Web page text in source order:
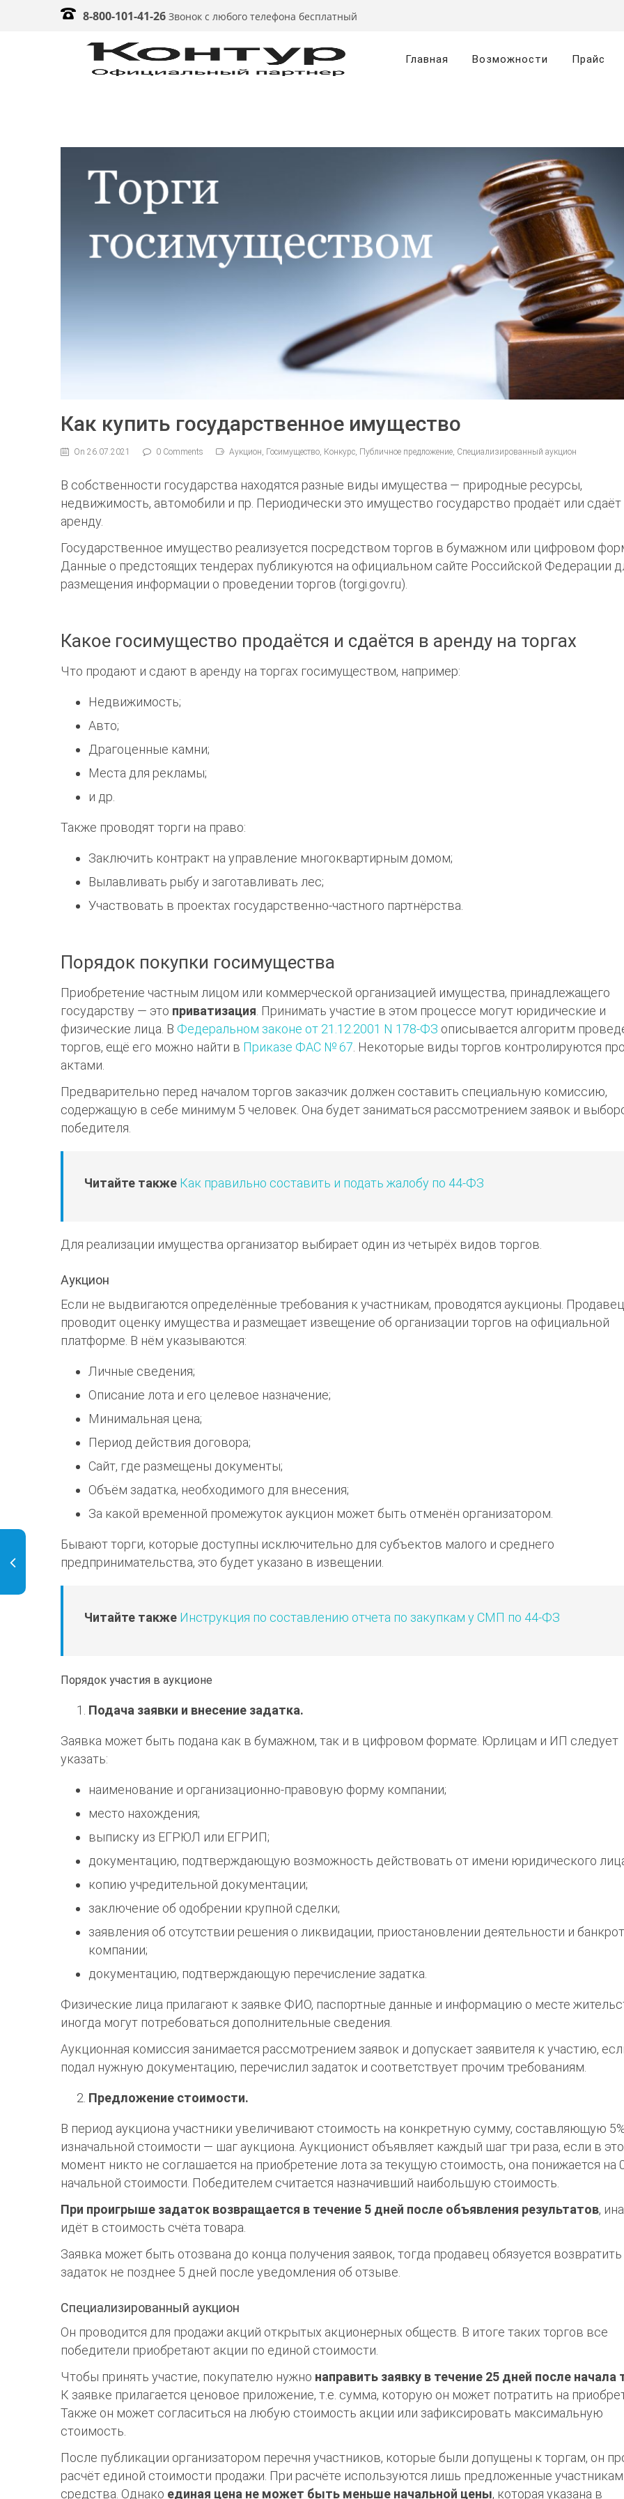
8-800-101-41-26 Звонок с любого телефона бесплатный
Главная Возможности Прайс
Как купить государственное имущество
On 26.07.2021 0 Comments Аукцион, Госимущество, Конкурс, Публичное предложение, Специализированный аукцион
В собственности государства находятся разные виды имущества — природные ресурсы,
недвижимость, автомобили и пр. Периодически это имущество государство продаёт или
аренду.
Государственное имущество реализуется посредством торгов в бумажном или цифровом
Данные о предстоящих тендерах публикуются на официальном сайте Российской Федерации
размещения информации о проведении торгов (torgi.gov.ru).
Какое госимущество продаётся и сдаётся в аренду на торгах
Что продают и сдают в аренду на торгах госимуществом, например:
Недвижимость;
Авто;
Драгоценные камни;
Места для рекламы;
и др.
Также проводят торги на право:
Заключить контракт на управление многоквартирным домом;
Вылавливать рыбу и заготавливать лес;
Участвовать в проектах государственно-частного партнёрства.
Порядок покупки госимущества
Приобретение частным лицом или коммерческой организацией имущества, принадлежащего
государству — это приватизация . Принимать участие в этом процессе могут юридические и
физические лица. В Федеральном законе от 21.12.2001 N 178-ФЗ описывается алгоритм
торгов, ещё его можно найти в Приказе ФАС № 67 . Некоторые виды торгов контролируются
актами.
Предварительно перед началом торгов заказчик должен составить специальную комиссию,
содержащую в себе минимум 5 человек. Она будет заниматься рассмотрением заявок и
победителя.
Читайте также Как правильно составить и подать жалобу по 44-ФЗ
Для реализации имущества организатор выбирает один из четырёх видов торгов.
Аукцион
Если не выдвигаются определённые требования к участникам, проводятся аукционы.
проводит оценку имущества и размещает извещение об организации торгов на официальной
платформе. В нём указываются:
Личные сведения;
Описание лота и его целевое назначение;
Минимальная цена;
Период действия договора;
Сайт, где размещены документы;
Объём задатка, необходимого для внесения;
За какой временной промежуток аукцион может быть отменён организатором.
Бывают торги, которые доступны исключительно для субъектов малого и среднего
предпринимательства, это будет указано в извещении.
Читайте также Инструкция по составлению отчета по закупкам у СМП по 44-ФЗ
Порядок участия в аукционе
Подача заявки и внесение задатка.
Заявка может быть подана как в бумажном, так и в цифровом формате. Юрлицам и ИП следует
указать:
наименование и организационно-правовую форму компании;
место нахождения;
выписку из ЕГРЮЛ или ЕГРИП;
документацию, подтверждающую возможность действовать от имени юридического
копию учредительной документации;
заключение об одобрении крупной сделки;
заявления об отсутствии решения о ликвидации, приостановлении деятельности и
компании;
документацию, подтверждающую перечисление задатка.
Физические лица прилагают к заявке ФИО, паспортные данные и информацию о месте
иногда могут потребоваться дополнительные сведения.
Аукционная комиссия занимается рассмотрением заявок и допускает заявителя к участию,
подал нужную документацию, перечислил задаток и соответствует прочим требованиям.
Предложение стоимости.
В период аукциона участники увеличивают стоимость на конкретную сумму, составляющую
изначальной стоимости — шаг аукциона. Аукционист объявляет каждый шаг три раза, если в
момент никто не соглашается на приобретение лота за текущую стоимость, она понижается на
начальной стоимости. Победителем считается назначивший наибольшую стоимость.
При проигрыше задаток возвращается в течение 5 дней после объявления результатов,
идёт в стоимость счёта товара.
Заявка может быть отозвана до конца получения заявок, тогда продавец обязуется возвратить
задаток не позднее 5 дней после уведомления об отзыве.
Специализированный аукцион
Он проводится для продажи акций открытых акционерных обществ. В итоге таких торгов все
победители приобретают акции по единой стоимости.
Чтобы принять участие, покупателю нужно направить заявку в течение 25 дней после начала
К заявке прилагается ценовое приложение, т.е. сумма, которую он может потратить на
Также он может согласиться на любую стоимость акции или зафиксировать максимальную
стоимость.
После публикации организатором перечня участников, которые были допущены к торгам, он
расчёт единой стоимости продажи. При расчёте используются лишь предложенные
средства. Однако единая цена не может быть меньше начальной цены, которая указана в